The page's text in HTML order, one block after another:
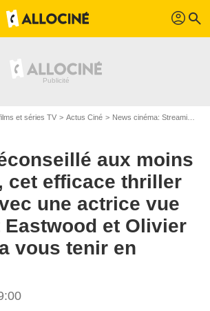
profil search
et séries TV Actus Ciné News cinéma: Streaming
aux moins
cet efficace thriller
une actrice vue
Eastwood et Olivier
vous tenir en